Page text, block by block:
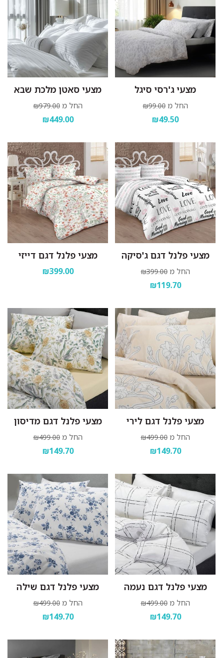
מצעי ג'רסי סיגל
החל מ ₪99.00
₪49.50
מצעי סאטן מלכת שבא
החל מ ₪979.00
₪449.00
מצעי פלנל דגם ג'סיקה
החל מ ₪399.00
₪119.70
מצעי פלנל דגם דייזי
₪399.00
מצעי פלנל דגם לירי
החל מ ₪499.00
₪149.70
מצעי פלנל דגם מדיסון
החל מ ₪499.00
₪149.70
מצעי פלנל דגם נעמה
החל מ ₪499.00
₪149.70
מצעי פלנל דגם שילה
החל מ ₪499.00
₪149.70